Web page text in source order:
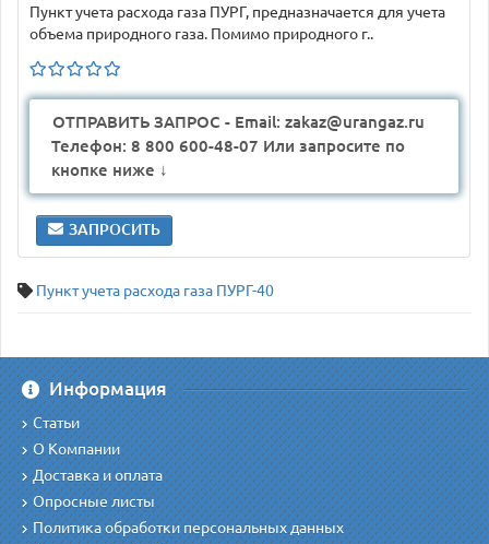
Пункт учета расхода газа ПУРГ, предназначается для учета
объема природного газа. Помимо природного г..
ОТПРАВИТЬ ЗАПРОС - Email: zakaz@urangaz.ru
Телефон: 8 800 600-48-07 Или запросите по
кнопке ниже ↓
ЗАПРОСИТЬ
Пункт учета расхода газа ПУРГ-40
Информация
Статьи
О Компании
Доставка и оплата
Опросные листы
Политика обработки персональных данных